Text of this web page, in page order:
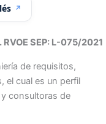
↗
SEP: L-075/2021
de requisitos,
el cual es un perfil
consultoras de